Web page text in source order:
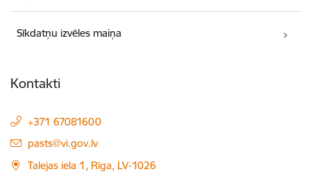
Sīkdatņu izvēles maiņa
Kontakti
+371 67081600
E-pasts:
pasts@vi.gov.lv
Talejas iela 1, Rīga, LV-1026